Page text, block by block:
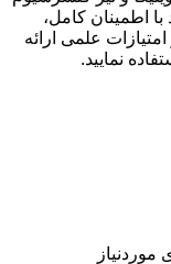
اطمینان کامل،
علمی ارائه
نمایید.